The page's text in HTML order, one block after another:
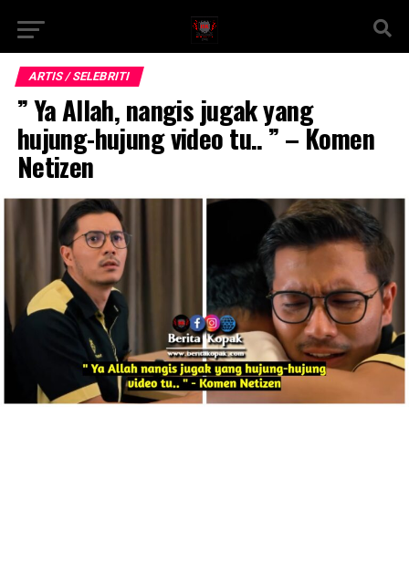
ARTIS / SELEBRITI
” Ya Allah, nangis jugak yang
hujung-hujung video tu.. ” – Komen
Netizen